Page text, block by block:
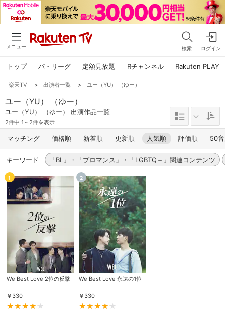
メニュー 検索 ログイン
トップ パ・リーグ 定額見放題 Rチャンネル Rakuten PLAY
楽天TV > 出演者一覧 > ユー（YU） （ゆー）
ユー（YU） （ゆー）
ユー（YU） （ゆー） 出演作品一覧
2件中 1～2件を表示
マッチング 価格順 新着順 更新順 人気順 評価順 50
キーワード 「BL」・「ブロマンス」・「LGBTQ＋」関連コンテンツ
1
We Best Love 2位の反撃
￥ 330
2
We Best Love 永遠の1位
￥ 330